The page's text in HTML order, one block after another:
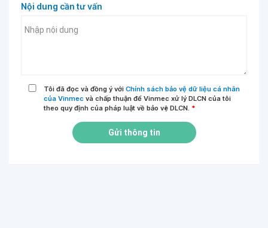
Nội dung cần tư vấn
Tôi đã đọc và đồng ý với Chính sách bảo vệ dữ liệu cá nhân
của Vinmec và chấp thuận để Vinmec xử lý DLCN của tôi
theo quy định của pháp luật về bảo vệ DLCN. *
Gửi thông tin